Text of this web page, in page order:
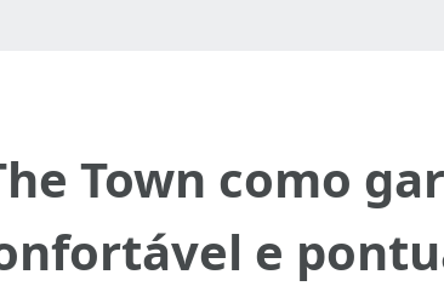
Town como
e